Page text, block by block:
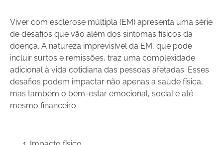
Viver com esclerose múltipla (EM) apresenta uma série
de desafios que vão além dos sintomas físicos da
doença. A natureza imprevisível da EM, que pode
incluir surtos e remissões, traz uma complexidade
adicional à vida cotidiana das pessoas afetadas. Esses
desafios podem impactar não apenas a saúde física,
mas também o bem-estar emocional, social e até
mesmo financeiro.